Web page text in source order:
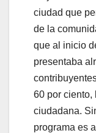
ciudad que
de la
que al inicio
presentaba
60 por ciento,
ciudadana.
programa es